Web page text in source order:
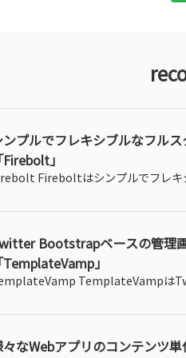
ンプルでフレキシブルなフル
Firebolt」
Fireboltはシンプルでフレキ
Bootstrapベースの管理
TemplateVamp」
TemplateVampは
なWebアプリのコンテンツ